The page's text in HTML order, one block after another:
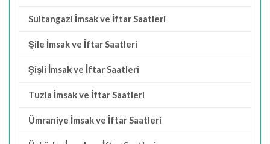
Sultangazi İmsak ve İftar Saatleri
Şile İmsak ve İftar Saatleri
Şişli İmsak ve İftar Saatleri
Tuzla İmsak ve İftar Saatleri
Ümraniye İmsak ve İftar Saatleri